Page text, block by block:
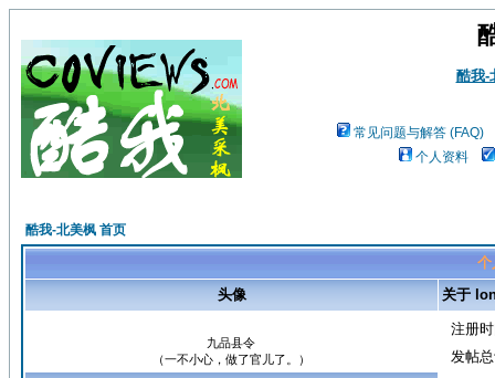
酷我-
常见问题与解答 (FAQ)
个人资料
酷我-北美枫 首页
个
头像
关于
九品县令
（一不小心，做了官儿了。）
注册
发帖